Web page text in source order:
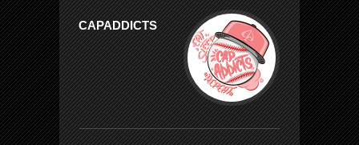
CAPADDICTS